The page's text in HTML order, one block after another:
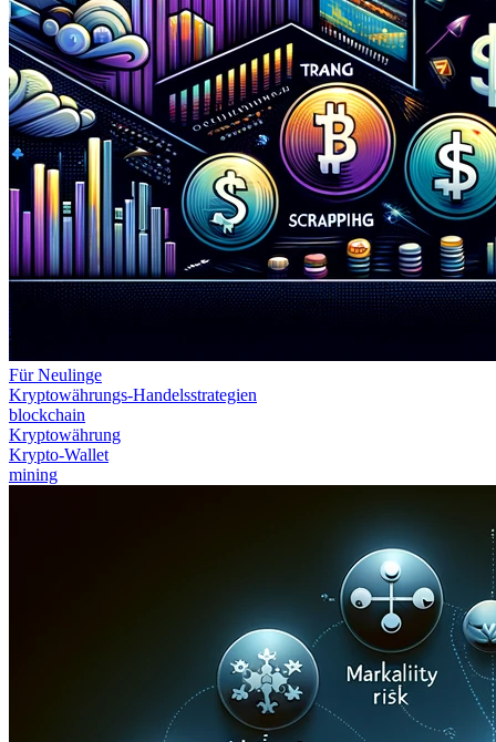
Für Neulinge
Kryptowährungs-Handelsstrategien
blockchain
Kryptowährung
Krypto-Wallet
mining